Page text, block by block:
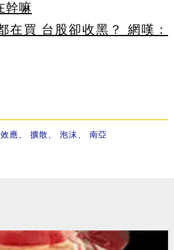
幹嘛
在買 台股卻收黑？ 網嘆：
應、 擴散、 泡沫、 南亞